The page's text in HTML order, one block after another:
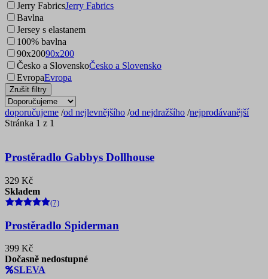
Jerry FabricsJerry Fabrics
Bavlna
Jersey s elastanem
100% bavlna
90x20090x200
Česko a SlovenskoČesko a Slovensko
EvropaEvropa
Zrušit filtry
doporučujeme /od nejlevnějšího /od nejdražšího /nejprodávanější
Stránka 1 z 1
Prostěradlo Gabbys Dollhouse
329 Kč
Skladem
(7)
Prostěradlo Spiderman
399 Kč
Dočasně nedostupné
SLEVA